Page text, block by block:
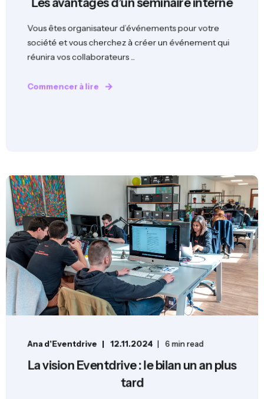
Vous êtes organisateur d’événements pour votre
société et vous cherchez à créer un événement qui
réunira vos collaborateurs ...
Commencer à lire
Ana d'Eventdrive 12.11.2024 6 min read
La vision Eventdrive : le bilan un an plus
tard